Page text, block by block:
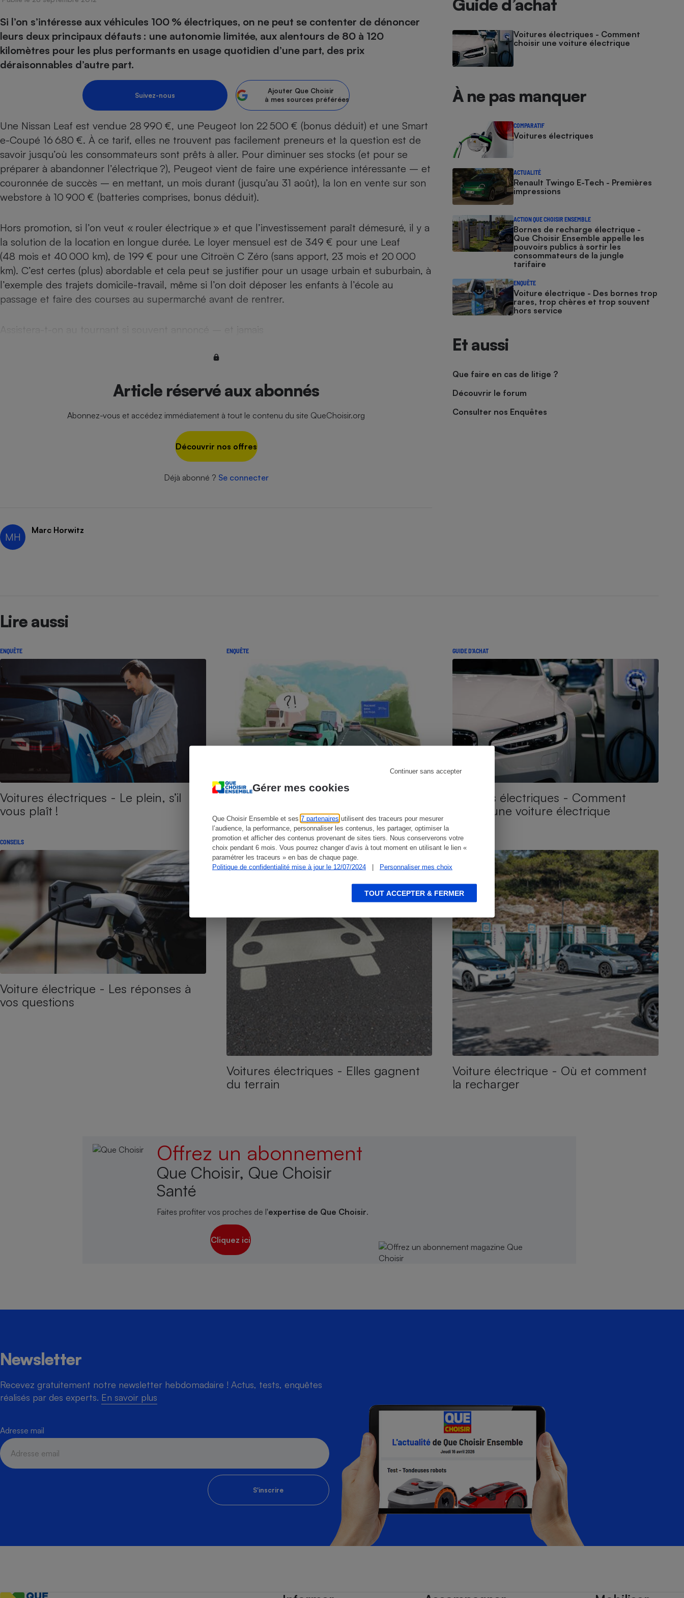
Gérer mes cookies
Que Choisir Ensemble et ses 7 partenaires utilisent des traceurs pour mesurer
l’audience, la performance, personnaliser les contenus, les partager, optimiser la
promotion et afficher des contenus provenant de sites tiers. Nous conserverons votre
choix pendant 6 mois. Vous pourrez changer d’avis à tout moment en utilisant le lien «
paramétrer les traceurs » en bas de chaque page.
Politique de confidentialité mise à jour le 12/07/2024
| Personnaliser mes choix
Continuer sans accepter
TOUT ACCEPTER & FERMER
Si l’on s’intéresse aux véhicules 100 % électriques, on ne peut se contenter de dénoncer
leurs deux principaux défauts : une autonomie limitée, aux alentours de 80 à 120
kilomètres pour les plus performants en usage quotidien d’une part, des prix
déraisonnables d’autre part.
Suivez-nous
Ajouter Que Choisir
à mes sources préférées
Une Nissan Leaf est vendue 28 990 €, une Peugeot Ion 22 500 € (bonus déduit) et une Smart
e-Coupé 16 680 €. À ce tarif, elles ne trouvent pas facilement preneurs et la question est de
savoir jusqu’où les consommateurs sont prêts à aller. Pour diminuer ses stocks (et pour se
préparer à abandonner l’électrique ?), Peugeot vient de faire une expérience intéressante – et
couronnée de succès – en mettant, un mois durant (jusqu’au 31 août), la Ion en vente sur son
webstore à 10 900 € (batteries comprises, bonus déduit).
Hors promotion, si l’on veut « rouler électrique » et que l’investissement paraît démesuré, il y a
la solution de la location en longue durée. Le loyer mensuel est de 349 € pour une Leaf
(48 mois et 40 000 km), de 199 € pour une Citroën C Zéro (sans apport, 23 mois et 20 000
km). C’est certes (plus) abordable et cela peut se justifier pour un usage urbain et suburbain, à
l’exemple des trajets domicile-travail, même si l’on doit déposer les enfants à l’école au
passage et faire des courses au supermarché avant de rentrer.
Assistera-t-on au tournant si souvent annoncé – et jamais
Article réservé aux abonnés
Abonnez-vous et accédez immédiatement à tout le contenu du site QueChoisir.org
Découvrir nos offres
Déjà abonné ? Se connecter
MH
Marc Horwitz
Guide d’achat
Voitures électriques - Comment
choisir une voiture électrique
À ne pas manquer
COMPARATIF
Voitures électriques
ACTUALITÉ
Renault Twingo E-Tech - Premières
impressions
ACTION QUE CHOISIR ENSEMBLE
Bornes de recharge électrique -
Que Choisir Ensemble appelle les
pouvoirs publics à sortir les
consommateurs de la jungle
tarifaire
ENQUÊTE
Voiture électrique - Des bornes trop
rares, trop chères et trop souvent
hors service
Et aussi
Que faire en cas de litige ?
Découvrir le forum
Consulter nos Enquêtes
Lire aussi
ENQUÊTE
Voitures électriques - Le plein, s’il
vous plaît !
ENQUÊTE
Voitures électriques - Des bornes et
encore des bornes…
GUIDE D'ACHAT
Voitures électriques - Comment
choisir une voiture électrique
CONSEILS
Voiture électrique - Les réponses à
vos questions
ENQUÊTE
Voitures électriques - Elles gagnent
du terrain
CONSEILS
Voiture électrique - Où et comment
la recharger
Offrez un abonnement
Que Choisir, Que Choisir
Santé
Faites profiter vos proches de l'expertise de Que Choisir.
Cliquez ici
Newsletter
Recevez gratuitement notre newsletter hebdomadaire ! Actus, tests, enquêtes
réalisés par des experts. En savoir plus
Adresse mail
S'inscrire
Produit alimentaire
Sécurité - Hygiène
Supermarché - Drive
Circuits courts et
alimentation locale
Complément
alimentaire
Foie gras
Champagne - Comment choisir une
Assurance
Banque - Crédit
Mutuelle
Assurance emprunteur Assurance vie
Carburant
Circulation routière
Contrôle technique - Réparation
Comparateur auto
Supermarché - Drive
Comparatif sèche-linge
Comparatif réfrigérateur-congélateur
Comparatif plaque à induction
Comparatif hotte aspirante
Comparatif climatiseur mobile
Comparatif aspirateur balai
Comparatif aspirateur traîneau
Comparatif cafetière automatique
Comparatif robot cuiseur
Gros électroménager
Petit électroménager - Ustensile
Cafetière à expressos Réfrigérateur
Robot ménager
Électricité - Gaz
Panneaux
photovoltaïques
Comparatif smartphone
Comparatif casque audio
Comparatif barre de son
Comparatif imprimante multifonction
Comparatif ordinateur portable
Comparatif ultrabook
Comparatif tablette tactile
Informatique
Internet
Téléphonie
Téléviseur Ordinateur portable
Crédit immobilier
Comparatif nettoyeur haute
pression
Comparatif tondeuse robot
Comparatif poêle à granulés
Comparatif radiateur électrique
Aménagement
Bricolage - Jardinage
Chauffage
Sécurité domestique
Radiateur électrique
Comparateur mutuelle
Hygiène - Beauté
Maladie - Médecine - Médicament
Système de santé - Complémentaire santé
Mutuelle Aide auditive
funèbres
Retraite
Puériculture - Produit
pour bébé
Choisir son fioul
Choisir son pellet
Comparateur assurance emprunteur
Energie Moins Chère Ensemble
Tous les comparateurs
Toutes les cartes interactives
Speedtest - Testez le débit de votre
nous ?